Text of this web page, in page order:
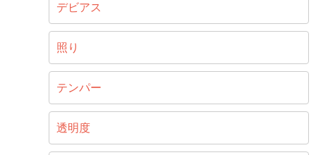
デビアス
照り
テンパー
透明度